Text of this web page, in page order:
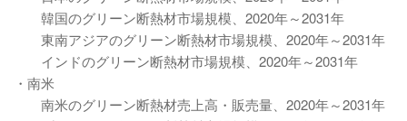
韓国のグリーン断熱材市場規模、2020年～2031年
東南アジアのグリーン断熱材市場規模、2020年～2031年
インドのグリーン断熱材市場規模、2020年～2031年
・南米
南米のグリーン断熱材売上高・販売量、2020年～2031年